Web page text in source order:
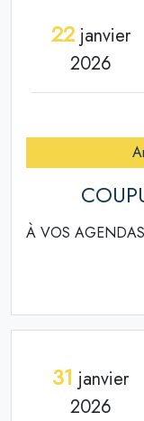
22janvier
2026
À VOS
31 janvier
2026